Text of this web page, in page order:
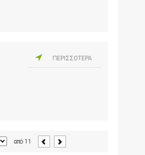
ΠΕΡΙΣΣΟΤΕΡΑ
από 11